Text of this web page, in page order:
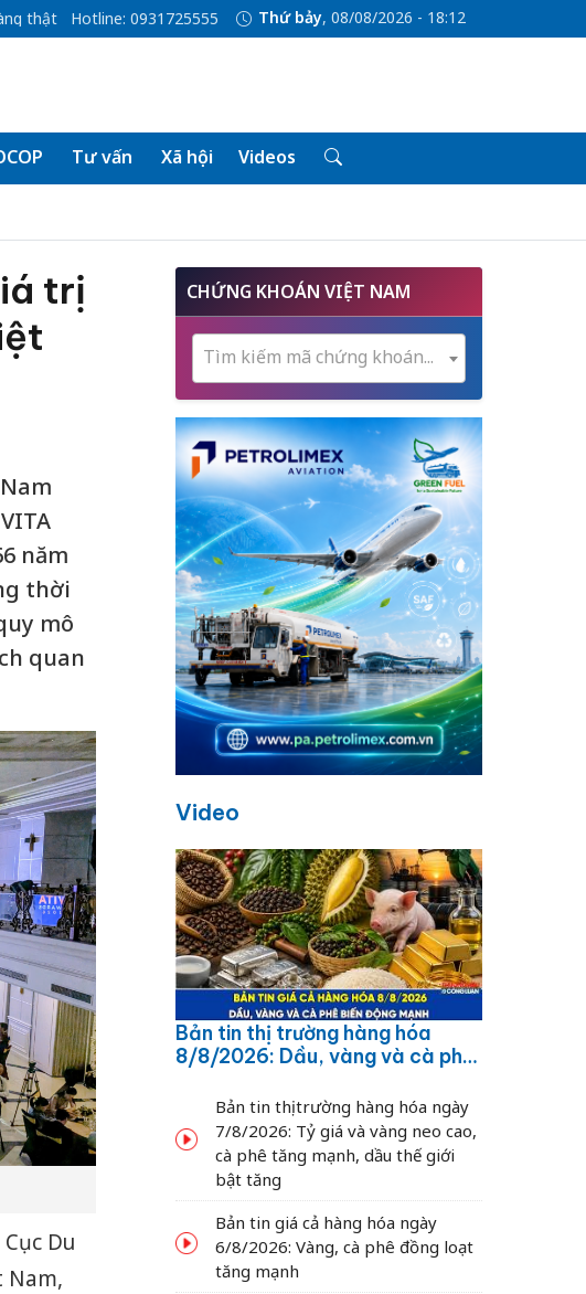
thật Hotline: 0931725555 Thứ bảy, 08/08/2026 - 18:12
Tư vấn Xã hội Videos
trị
năm
thời
mô
quan
Du
Nam,
CHỨNG KHOÁN VIỆT NAM
Tìm kiếm mã chứng khoán...
Video
Bản tin thị trường hàng hóa
8/8/2026: Dầu, vàng và cà phê
Bản tin thị trường hàng hóa ngày
7/8/2026: Tỷ giá và vàng neo cao,
cà phê tăng mạnh, dầu thế giới
bật tăng
Bản tin giá cả hàng hóa ngày
6/8/2026: Vàng, cà phê đồng loạt
tăng mạnh